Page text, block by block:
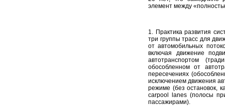
элемент между
1. Практика развития
три группы трасс для
от автомобильных
включая движение
автотранспортом
обособленном от
пересечениях
исключением движения
режиме (без остановок,
carpool lanes (полосы
пассажирами).